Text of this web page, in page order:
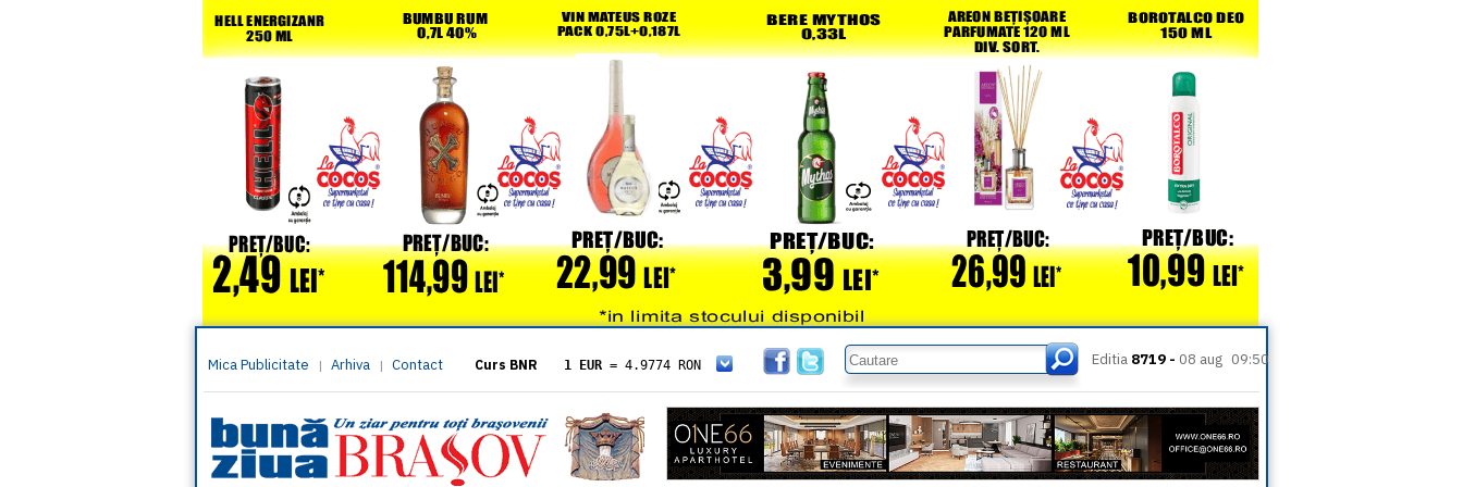
Mica Publicitate | Arhiva | Contact Curs BNR 1 EUR = 4.9774 RON
= 5.8304 RON
1 XAU= 464.4611 RON
1 AED= 1.1933 RON
1 AUD= 2.7957 RON
1 BGN= 2.5449 RON
Editia 8719 - 08 aug 09:50